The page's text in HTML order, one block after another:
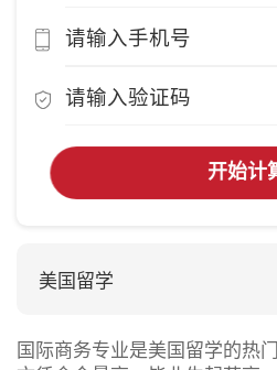
开始计
美国留学
国际商务专业是美国留学的热